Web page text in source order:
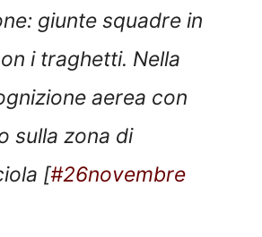
giunte squadre in
i traghetti. Nella
aerea con
sulla zona di
[#26novembre